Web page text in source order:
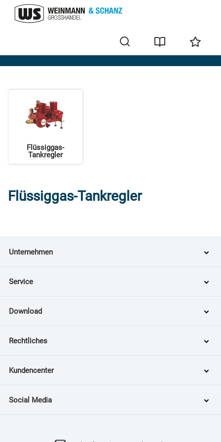
Gasarmaturen
Flüssiggas-
Tankregler
Flüssiggas-Tankregler
Unternehmen
Service
Download
Rechtliches
Kundencenter
Social Media